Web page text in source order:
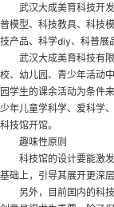
武汉大成美育科技开
普模型、科技教具、科技
技产品、科学diy、科普展
武汉大成美育科技有
校、幼儿园、青少年活动
园学生的课余活动为条件
少年儿童学科学、爱科学
科技馆开馆。
趣味性原则
科技馆的设计要能激
基础上，引导其展开更深层
另外，目前国内的科